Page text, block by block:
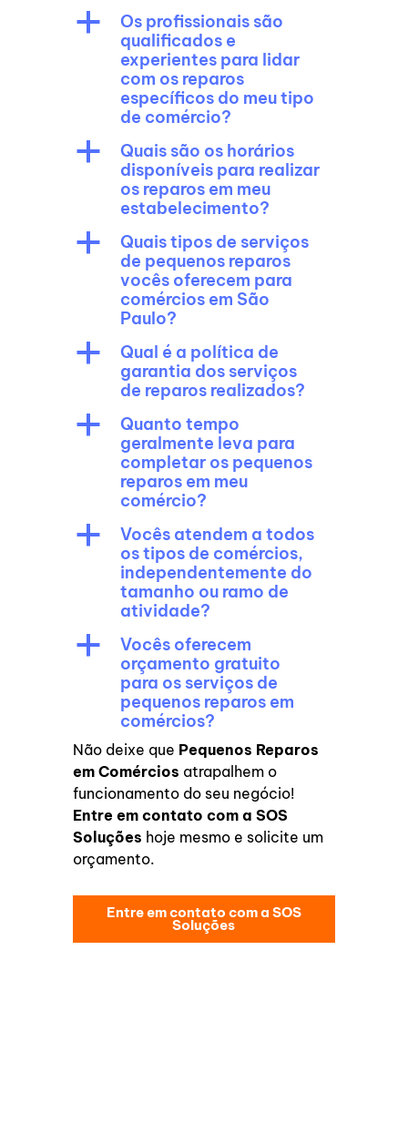
a
Os profissionais são
qualificados e
experientes para lidar
com os reparos
específicos do meu tipo
de comércio?
a
Quais são os horários
disponíveis para realizar
os reparos em meu
estabelecimento?
a
Quais tipos de serviços
de pequenos reparos
vocês oferecem para
comércios em São
Paulo?
a
Qual é a política de
garantia dos serviços
de reparos realizados?
a
Quanto tempo
geralmente leva para
completar os pequenos
reparos em meu
comércio?
a
Vocês atendem a todos
os tipos de comércios,
independentemente do
tamanho ou ramo de
atividade?
a
Vocês oferecem
orçamento gratuito
para os serviços de
pequenos reparos em
comércios?
Não deixe que Pequenos Reparos
em Comércios atrapalhem o
funcionamento do seu negócio!
Entre em contato com a SOS
Soluções hoje mesmo e solicite um
orçamento.
Entre em contato com a SOS
Soluções